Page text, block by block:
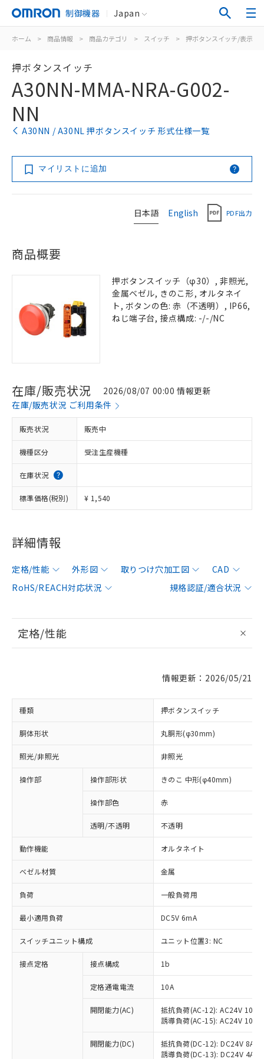
制御機器 Japan
ホーム > 商品情報 > 商品カテゴリ > スイッチ > 押ボタンスイッチ/表示灯
押ボタンスイッチ
A30NN-MMA-NRA-G002-
NN
A30NN / A30NL 押ボタンスイッチ 形式仕様一覧
マイリストに追加
日本語 English PDF出力
商品概要
押ボタンスイッチ（φ30）, 非照光,
金属ベゼル, きのこ形, オルタネイ
ト, ボタンの色: 赤（不透明）, IP66,
ねじ端子台, 接点構成: -/-/NC
在庫/販売状況
2026/08/07 00:00 情報更新
在庫/販売状況 ご利用条件
販売状況 販売中
機種区分 受注生産機種
在庫状況
標準価格(税別) ¥ 1,540
詳細情報
定格/性能 外形図 取りつけ穴加工図
CAD
RoHS/REACH対応状況
規格認証/適合状況
定格/性能
情報更新：2026/05/21
種類 押ボタンスイッチ
胴体形状 丸胴形(φ30mm)
照光/非照光 非照光
操作部 操作部形状 きのこ 中形(φ40mm)
操作部色 赤
透明/不透明 不透明
動作機能 オルタネイト
ベゼル材質 金属
負荷 一般負荷用
最小適用負荷 DC5V 6mA
スイッチユニット構成 ユニット位置3: NC
接点定格 接点構成 1b
定格通電電流 10A
開閉能力(AC)
抵抗負荷(AC-12): AC24V 10A/
誘導負荷(AC-15): AC24V
開閉能力(DC)
抵抗負荷(DC-12): DC24V 8A/
誘導負荷(DC-13): DC24V 4A/
ご利用条件
対応済み：EU RoHS指令（10物質）の
非含有に対応した製品が提供可能な商品で
対応予定：EU RoHS指令（10物質）の非含
有に対応した製品に切り替える予定のある